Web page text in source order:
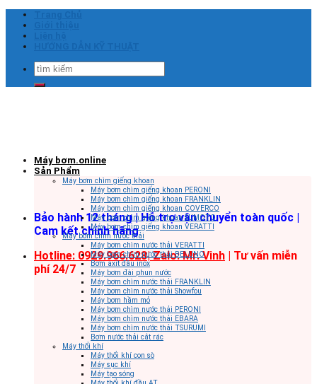
Skip
content
Tìm
kiếm:
Bảo hành 12 tháng | Hỗ trợ vận chuyển toàn quốc |
Cam kết chính hãng
Hotline: 0929.966.628|Zalo: Mr. Vinh | Tư vấn miễn
phí 24/7
Máy bơm.online
Sản Phẩm
Máy bơm chìm giếng khoan
Máy bơm chìm giếng khoan PERONI
Máy bơm chìm giếng khoan FRANKLIN
Máy bơm chìm giếng khoan COVERCO
Máy bơm chìm giếng khoan SUMOTO
Máy bơm chìm giếng khoan VERATTI
Máy bơm chìm nước thải
Máy bơm chìm nước thải VERATTI
Máy bơm chìm nước thải BELUNO
Bơm axit đầu inox
Máy bơm đài phun nước
Máy bơm chìm nước thải FRANKLIN
Máy bơm chìm nước thải Showfou
Máy bơm hầm mỏ
Máy bơm chìm nước thải PERONI
Máy bơm chìm nước thải EBARA
Máy bơm chìm nước thải TSURUMI
Bơm nước thải cắt rác
Máy thổi khí
Máy thổi khí con sò
Máy sục khí
Máy tạo sóng